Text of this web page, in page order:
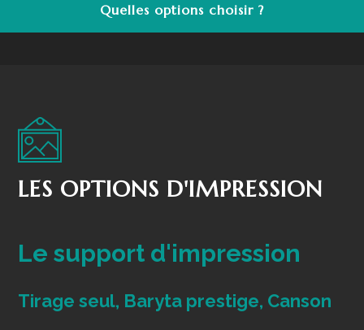
Quelles options choisir ?
LES OPTIONS D'IMPRESSION
Le support d'impression
Tirage seul, Baryta prestige, Canson